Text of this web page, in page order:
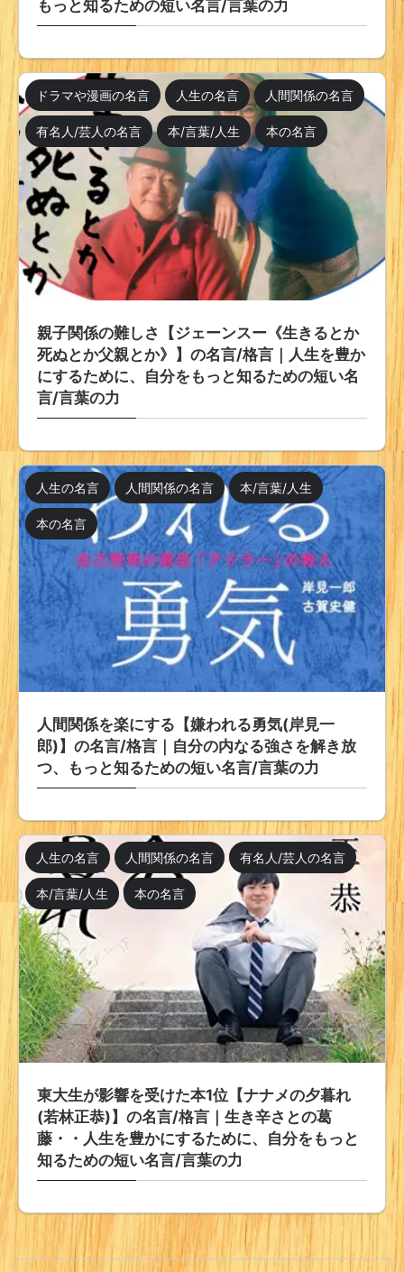
もっと知るための短い名言/言葉の力
ドラマや漫画の名言 人生の名言 人間関係の名言
有名人/芸人の名言 本/言葉/人生 本の名言
親子関係の難しさ【ジェーンスー《生きるとか
死ぬとか父親とか》】の名言/格言｜人生を豊か
にするために、自分をもっと知るための短い名
言/言葉の力
人生の名言 人間関係の名言 本/言葉/人生
本の名言
人間関係を楽にする【嫌われる勇気(岸見一
郎)】の名言/格言｜自分の内なる強さを解き放
つ、もっと知るための短い名言/言葉の力
人生の名言 人間関係の名言 有名人/芸人の名言
本/言葉/人生 本の名言
東大生が影響を受けた本1位【ナナメの夕暮れ
(若林正恭)】の名言/格言｜生き辛さとの葛
藤・・人生を豊かにするために、自分をもっと
知るための短い名言/言葉の力